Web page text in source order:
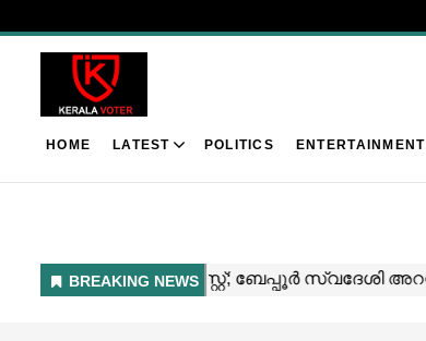
HOME LATEST POLITICS ENTERTAINMENT